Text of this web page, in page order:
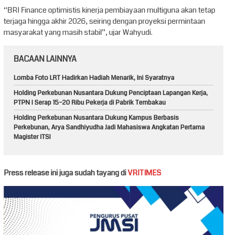
“BRI Finance optimistis kinerja pembiayaan multiguna akan tetap
terjaga hingga akhir 2026, seiring dengan proyeksi permintaan
masyarakat yang masih stabil”, ujar Wahyudi.
BACAAN LAINNYA
Lomba Foto LRT Hadirkan Hadiah Menarik, Ini Syaratnya
Holding Perkebunan Nusantara Dukung Penciptaan Lapangan Kerja,
PTPN I Serap 15–20 Ribu Pekerja di Pabrik Tembakau
Holding Perkebunan Nusantara Dukung Kampus Berbasis
Perkebunan, Arya Sandhiyudha Jadi Mahasiswa Angkatan Pertama
Magister ITSI
Press release ini juga sudah tayang diVRITIMES